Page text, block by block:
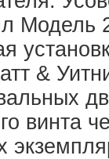
&
винта